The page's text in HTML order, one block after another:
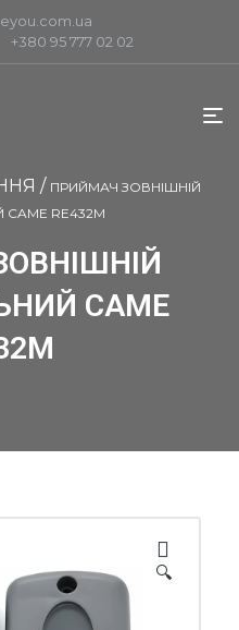
+380 95 777 02 02
/ ПРИЙМАЧ ЗОВНІШНІЙ
RE432M
CAME
🔍